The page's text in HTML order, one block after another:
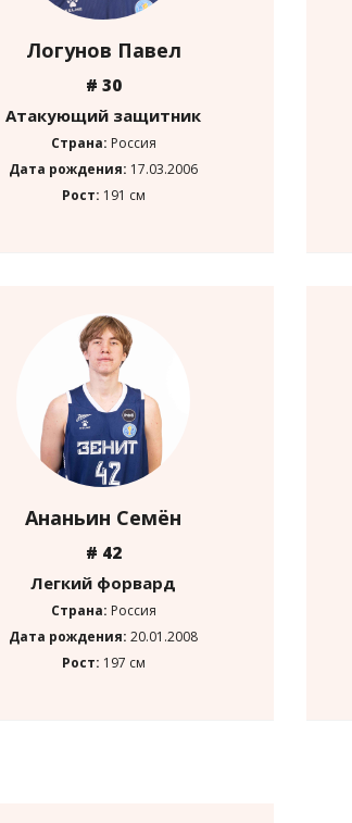
Логунов Павел
# 30
Атакующий защитник
Страна: Россия
Дата рождения: 17.03.2006
Рост: 191 см
Ананьин Семён
# 42
Легкий форвард
Страна: Россия
Дата рождения:20.01.2008
Рост: 197 см